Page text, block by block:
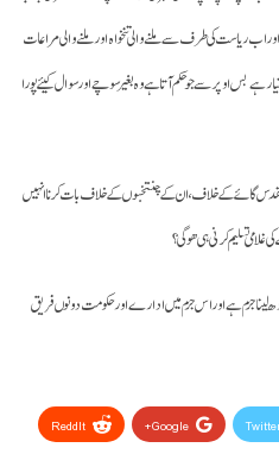
اب ریاست کی طرف سے ملنے والی تنخواہ اور ملنے والی مراعات
اوپر سے جو حکم آتا ہے وہ بغیر سوچے اور سوال کیئے پورا
گائے کے خلاف، ان کے چنتخبوں کے خلاف بات کرنا انہیں
تسلیم کرنی ہی ھوگی؟
سادھ لینا جرم ہے اور اس جرم میں ادارے اور حکومت دونوں فریق
Google+
ReddIt